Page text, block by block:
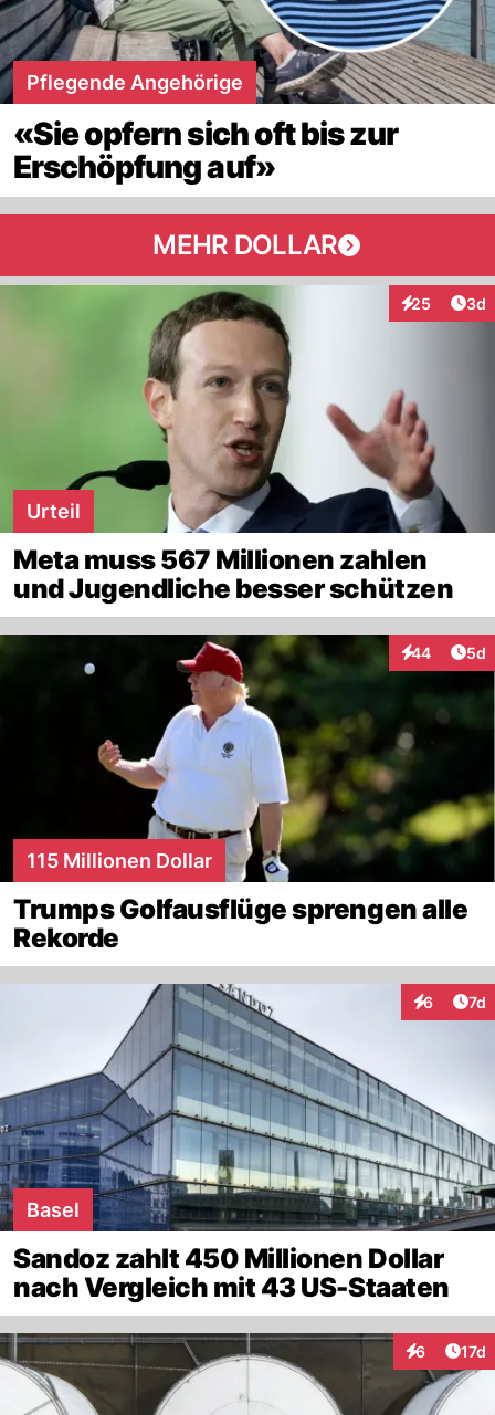
Pflegende Angehörige
«Sie opfern sich oft bis zur
Erschöpfung auf»
MEHR DOLLAR
25
Interaktionen
3d
Urteil
Meta muss 567 Millionen zahlen
und Jugendliche besser schützen
44
Interaktionen
5d
115 Millionen Dollar
Trumps Golfausflüge sprengen alle
Rekorde
6 7d
Basel
Sandoz zahlt 450 Millionen Dollar
nach Vergleich mit 43 US-Staaten
6 17d